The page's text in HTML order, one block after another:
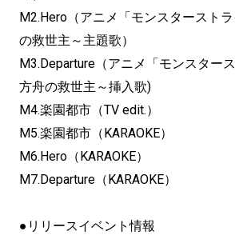
M2.Hero（アニメ「モンスタースト
の救世主～主題歌）
M3.Departure（アニメ「モンスター
方舟の救世主～挿入歌)
M4.楽園都市（TV edit.）
M5.楽園都市（KARAOKE）
M6.Hero（KARAOKE）
M7.Departure（KARAOKE）
●リリースイベント情報